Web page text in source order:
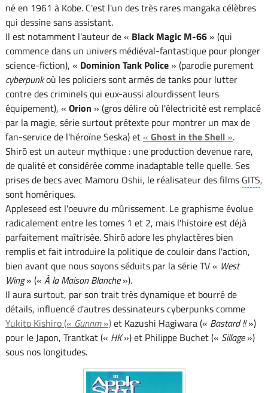
né en 1961 à Kobe. C'est l'un des très rares mangaka célèbres
qui dessine sans assistant.
Il est notamment l'auteur de « Black Magic M-66» (qui
commence dans un univers médiéval-fantastique pour plonger
science-fiction), « Dominion Tank Police» (parodie purement
cyberpunkoù les policiers sont armés de tanks pour lutter
contre des criminels qui eux-aussi alourdissent leurs
équipement), « Orion » (gros délire où l'électricité est remplacé
par la magie, série surtout prétexte pour montrer un max de
fan-service de l'héroïne Seska) et« Ghost in the Shell».
Shirō est un auteur mythique : une production devenue rare,
de qualité et considérée comme inadaptable telle quelle. Ses
prises de becs avec Mamoru Oshii, le réalisateur des films GITS,
sont homériques.
Appleseed est l'oeuvre du mûrissement. Le graphisme évolue
radicalement entre les tomes 1 et 2, mais l'histoire est déjà
parfaitement maîtrisée. Shirō adore les phylactères bien
remplis et fait introduire la politique de couloir dans l'action,
bien avant que nous soyons séduits par la série TV « West
Wing» (« À la Maison Blanche»).
Il aura surtout, par son trait très dynamique et bourré de
détails, influencé d'autres dessinateurs cyberpunks comme
Yukito Kishiro (« Gunnm»)et Kazushi Hagiwara (« Bastard !!»)
pour le Japon, Trantkat (« HK») et Philippe Buchet (« Sillage»)
sous nos longitudes.